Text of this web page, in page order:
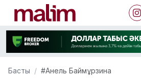
Басты #Анель Баймұрзина